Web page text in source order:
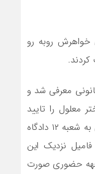
خواهرش روبه رو
معرفی شد و
معلول را تایید
کردند .به این ترتیب پرونده برای رسیدگی به شعبه ۱۲ دادگاه
کیفری یک استان تهران فرستاده شد .۲ فامیل نزدیک این
حضوری صورت